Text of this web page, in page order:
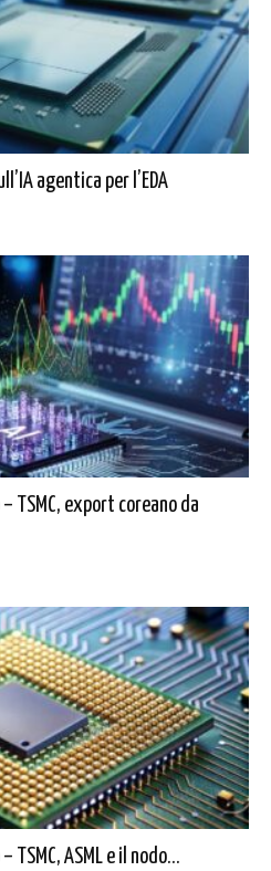
agentica per l’EDA
TSMC, export coreano da
ASML e il nodo...